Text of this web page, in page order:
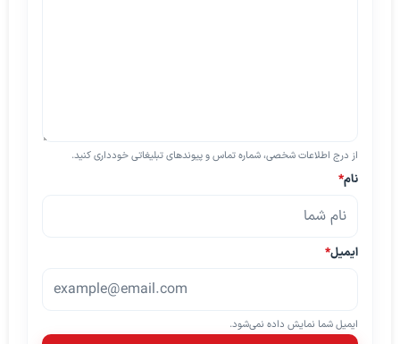
از درج اطلاعات شخصی، شماره تماس و پیوندهای تبلیغاتی خودداری کنید.
نام*
ایمیل*
ایمیل شما نمایش داده نمی‌شود.